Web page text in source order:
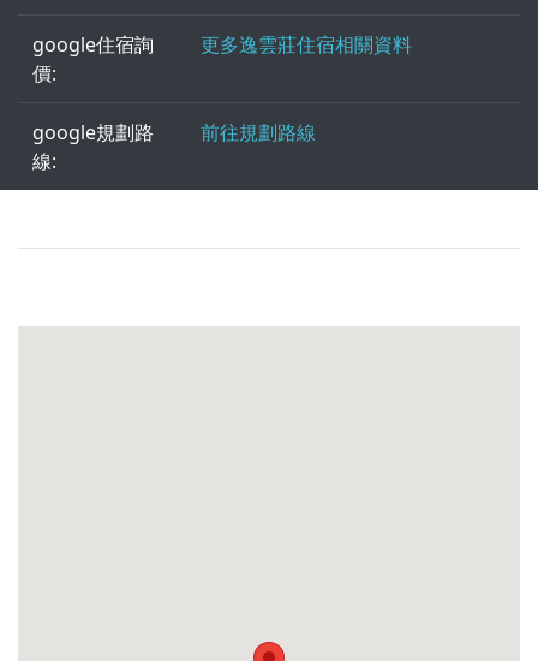
google住宿詢
價:
更多逸雲莊住宿相關資料
google規劃路
線:
前往規劃路線